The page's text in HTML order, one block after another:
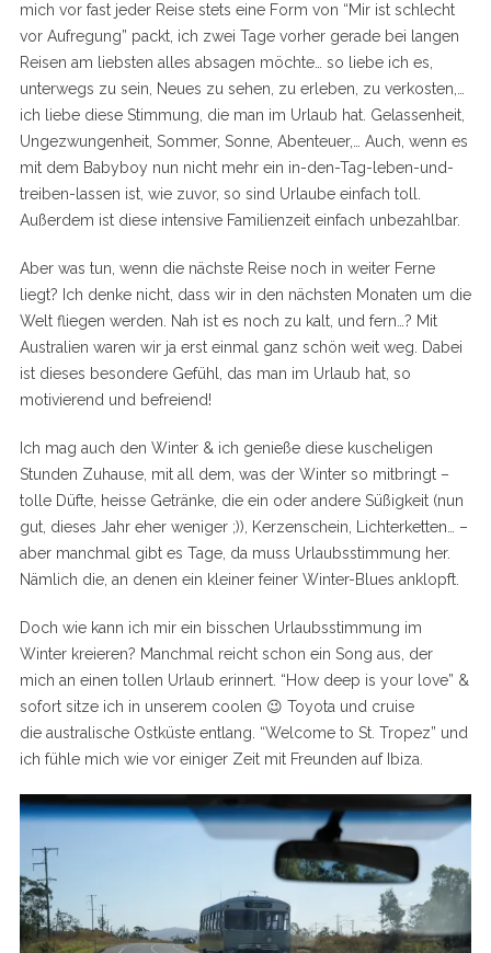
mich vor fast jeder Reise stets eine Form von “Mir ist schlecht
vor Aufregung” packt, ich zwei Tage vorher gerade bei langen
Reisen am liebsten alles absagen möchte… so liebe ich es,
unterwegs zu sein, Neues zu sehen, zu erleben, zu verkosten,…
ich liebe diese Stimmung, die man im Urlaub hat. Gelassenheit,
Ungezwungenheit, Sommer, Sonne, Abenteuer,… Auch, wenn es
mit dem Babyboy nun nicht mehr ein in-den-Tag-leben-und-
treiben-lassen ist, wie zuvor, so sind Urlaube einfach toll.
Außerdem ist diese intensive Familienzeit einfach unbezahlbar.
Aber was tun, wenn die nächste Reise noch in weiter Ferne
liegt? Ich denke nicht, dass wir in den nächsten Monaten um die
Welt fliegen werden. Nah ist es noch zu kalt, und fern…? Mit
Australien waren wir ja erst einmal ganz schön weit weg. Dabei
ist dieses besondere Gefühl, das man im Urlaub hat, so
motivierend und befreiend!
Ich mag auch den Winter & ich genieße diese kuscheligen
Stunden Zuhause, mit all dem, was der Winter so mitbringt –
tolle Düfte, heisse Getränke, die ein oder andere Süßigkeit (nun
gut, dieses Jahr eher weniger ;)), Kerzenschein, Lichterketten… –
aber manchmal gibt es Tage, da muss Urlaubsstimmung her.
Nämlich die, an denen ein kleiner feiner Winter-Blues anklopft.
Doch wie kann ich mir ein bisschen Urlaubsstimmung im
Winter kreieren? Manchmal reicht schon ein Song aus, der
mich an einen tollen Urlaub erinnert. “How deep is your love” &
sofort sitze ich in unserem coolen 😉 Toyota und cruise
die australische Ostküste entlang. “Welcome to St. Tropez” und
ich fühle mich wie vor einiger Zeit mit Freunden auf Ibiza.